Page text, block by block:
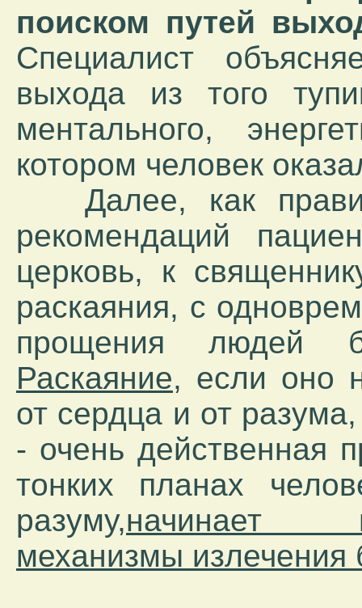
поиском путей
Специалист
выхода из того
ментального,
котором человек
Далее, как
рекомендаций
церковь, к
раскаяния, с
прощения людей
Раскаяние, если оно
от сердца и от
- очень действенная
тонких планах
разуму,начинает
механизмы излечения